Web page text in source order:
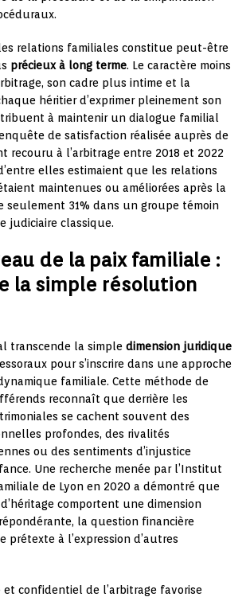
relations familiales constitue peut-être
précieux à long terme. Le caractère moins
son cadre plus intime et la
héritier d’exprimer pleinement son
à maintenir un dialogue familial
de satisfaction réalisée auprès de
recouru à l’arbitrage entre 2018 et 2022
elles estimaient que les relations
maintenues ou améliorées après la
seulement 31% dans un groupe témoin
judiciaire classique.
de la paix familiale :
la simple résolution
transcende la simple dimension juridique
pour s’inscrire dans une approche
familiale. Cette méthode de
reconnaît que derrière les
se cachent souvent des
profondes, des rivalités
ou des sentiments d’injustice
Une recherche menée par l’Institut
de Lyon en 2020 a démontré que
comportent une dimension
la question financière
prétexte à l’expression d’autres
et confidentiel de l’arbitrage favorise